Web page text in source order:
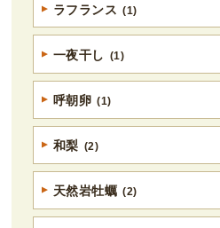
ラフランス (1)
一夜干し (1)
呼朝卵 (1)
和梨 (2)
天然岩牡蠣 (2)